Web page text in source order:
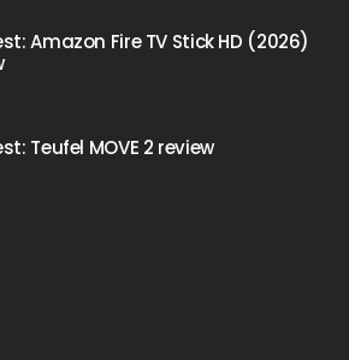
Amazon Fire TV Stick HD (2026)
Teufel MOVE 2 review